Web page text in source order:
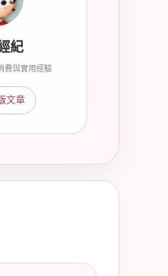
紀
費與實用經驗
文章